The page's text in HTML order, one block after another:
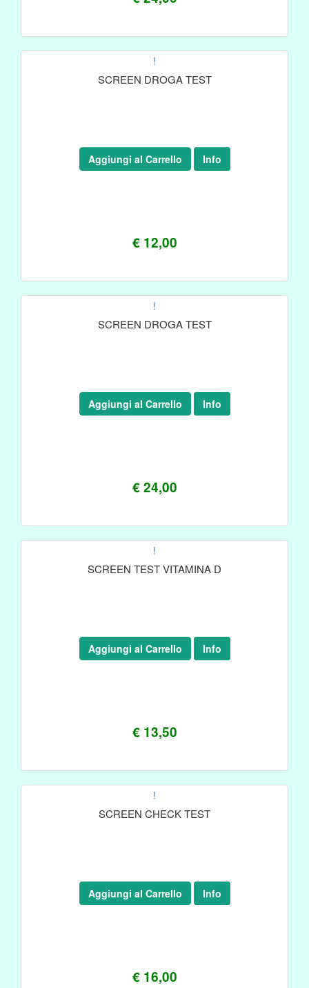
!
SCREEN DROGA TEST
€ 12,00
Aggiungi al Carrello Info
!
SCREEN DROGA TEST
€ 24,00
Aggiungi al Carrello Info
!
SCREEN TEST VITAMINA D
€ 13,50
Aggiungi al Carrello Info
!
SCREEN CHECK TEST
€ 16,00
Aggiungi al Carrello Info